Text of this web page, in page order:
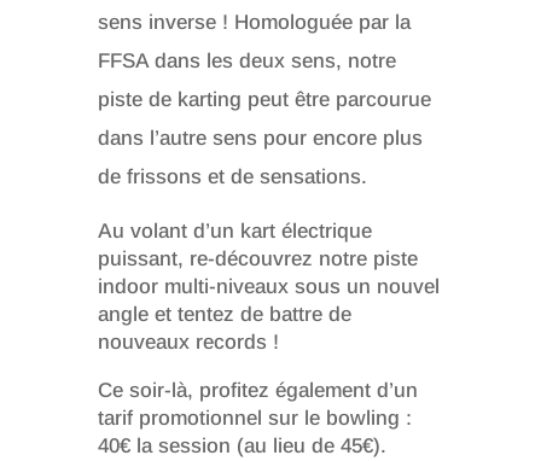
sens inverse ! Homologuée par la
FFSA dans les deux sens, notre
piste de karting peut être parcourue
dans l’autre sens pour encore plus
de frissons et de sensations.
Au volant d’un kart électrique
puissant, re-découvrez notre piste
indoor multi-niveaux sous un nouvel
angle et tentez de battre de
nouveaux records !
Ce soir-là, profitez également d’un
tarif promotionnel sur le bowling :
40€ la session (au lieu de 45€).